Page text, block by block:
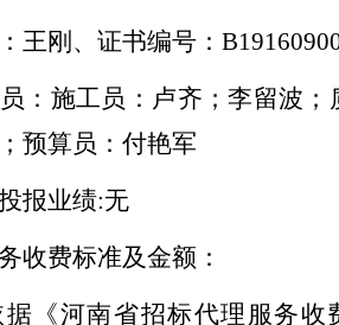
王刚、证书编号：
：施工员：卢齐；李留波
预算员：付艳军
报业绩:无
收费标准及金额：
《河南省招标代理服务